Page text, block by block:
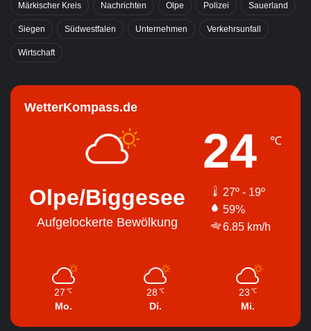
Märkischer Kreis Nachrichten Olpe Polizei Sauerland
Siegen Südwestfalen Unternehmen Verkehrsunfall
Wirtschaft
WetterKompass.de
Olpe/Biggesee
Aufgelockerte Bewölkung
24 ℃
27º - 19º
59%
6.85 km/h
27 ℃
Mo.
28 ℃
Di.
23 ℃
Mi.